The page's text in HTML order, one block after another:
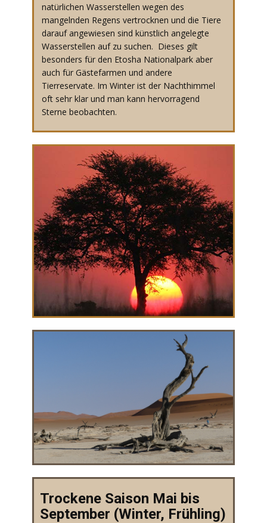
natürlichen Wasserstellen wegen des
mangelnden Regens vertrocknen und die Tiere
darauf angewiesen sind künstlich angelegte
Wasserstellen auf zu suchen. Dieses gilt
besonders für den Etosha Nationalpark aber
auch für Gästefarmen und andere
Tierreservate. Im Winter ist der Nachthimmel
oft sehr klar und man kann hervorragend
Sterne beobachten.
​Trockene Saison Mai bis
September (Winter, Frühling)